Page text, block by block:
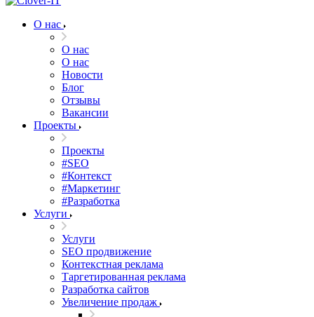
О нас
О нас
О нас
Новости
Блог
Отзывы
Вакансии
Проекты
Проекты
#SEO
#Контекст
#Маркетинг
#Разработка
Услуги
Услуги
SEO продвижение
Контекстная реклама
Таргетированная реклама
Разработка сайтов
Увеличение продаж